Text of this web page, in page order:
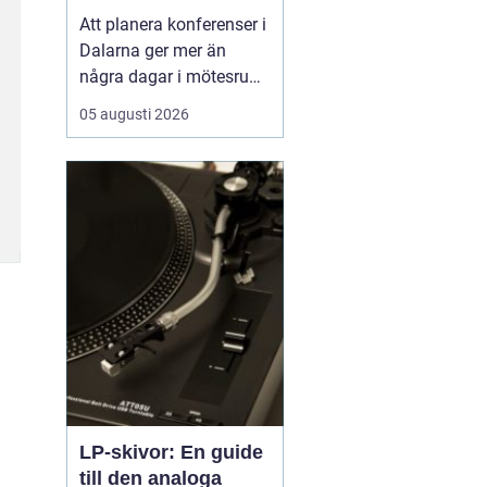
natur och starka
gruppmöten
Att planera konferenser i
Dalarna ger mer än
några dagar i mötesrum.
Många företag söker
miljöer som stärker
och arbetsglädje, och
där är Dalarnas
kombination av kultur, ...
05 augusti 2026
LP-skivor: En guide
till den analoga